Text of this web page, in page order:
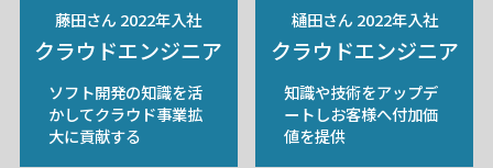
藤田さん 2022年入社
クラウドエンジニア
ソフト開発の知識を活
かしてクラウド事業拡
大に貢献する
樋田さん 2022年入社
クラウドエンジニア
知識や技術をアップデ
ートしお客様へ付加価
値を提供